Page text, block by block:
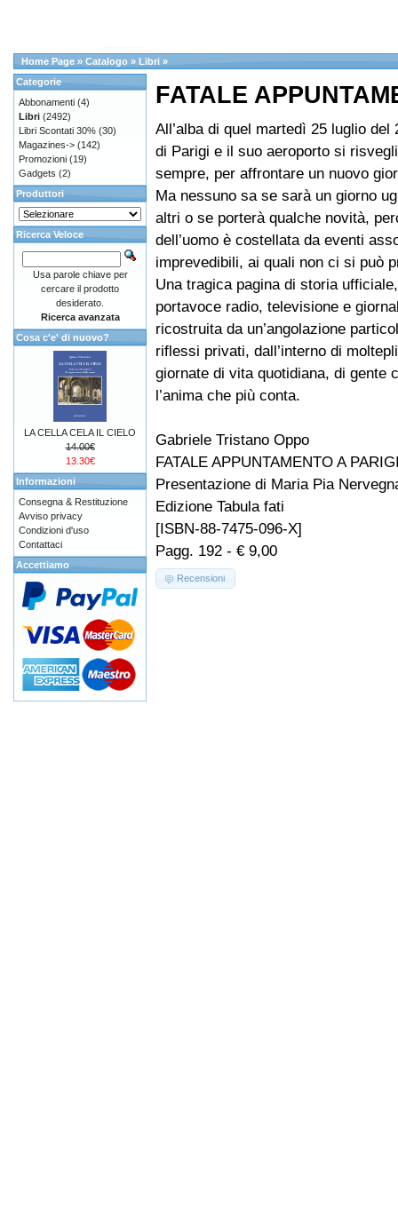
Home Page » Catalogo » Libri »
FATALE
All’alba di quel martedì 25 luglio del
di Parigi e il suo aeroporto si
sempre, per affrontare un nuovo
Ma nessuno sa se sarà un giorno
altri o se porterà qualche novità,
dell’uomo è costellata da eventi
imprevedibili, ai quali non ci si può
Una tragica pagina di storia
portavoce radio, televisione e
ricostruita da un’angolazione
riflessi privati, dall’interno di
giornate di vita quotidiana, di gente
l’anima che più conta.
Gabriele Tristano Oppo
FATALE APPUNTAMENTO A
Presentazione di Maria Pia
Edizione Tabula fati
[ISBN-88-7475-096-X]
Pagg. 192 - € 9,00
Recensioni
Categorie
Abbonamenti (4)
Libri (2492)
Libri Scontati 30% (30)
Magazines-> (142)
Promozioni (19)
Gadgets (2)
Produttori
Ricerca Veloce
Usa parole chiave per
cercare il prodotto
desiderato.
Ricerca avanzata
Cosa c'e' di nuovo?
LA CELLA CELA IL CIELO
14.00€
13.30€
Informazioni
Consegna & Restituzione
Avviso privacy
Condizioni d'uso
Contattaci
Accettiamo